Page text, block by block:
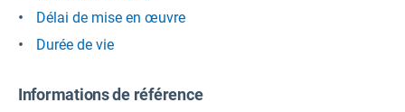
Délai de mise en œuvre
Durée de vie
Informations de référence